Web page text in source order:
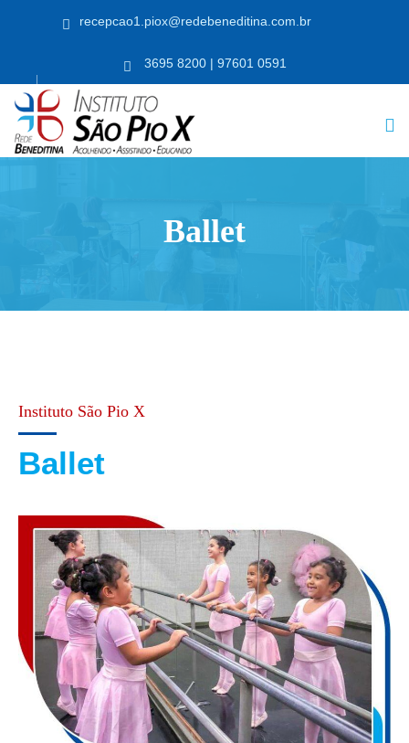
recepcao1.piox@redebeneditina.com.br
3695 8200 | 97601 0591
Ballet
Ballet
Instituto São Pio X